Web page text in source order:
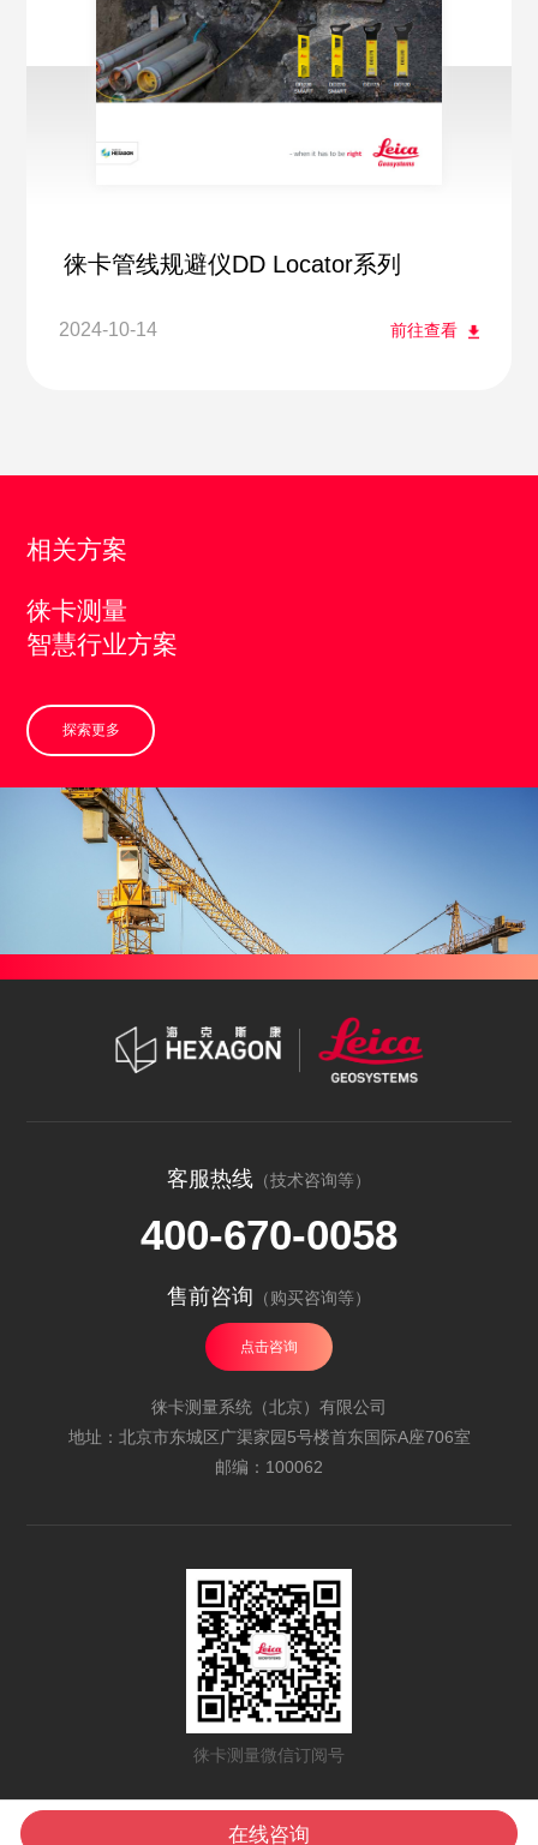
徕卡管线规避仪DD Locator系列
2024-10-14 前往查看
相关方案
徕卡测量
智慧行业方案
探索更多
客服热线 （技术咨询等）
400-670-0058
售前咨询 （购买咨询等）
点击咨询
徕卡测量系统（北京）有限公司
地址：北京市东城区广渠家园5号楼首东国际A座706室
邮编：100062
徕卡测量微信订阅号
All Rights Reserved | 海克斯康中国 | 海克斯康集团
在线咨询